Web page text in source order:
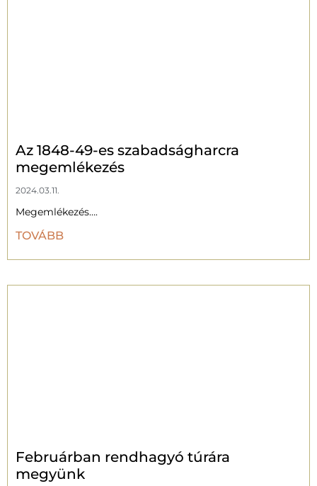
Az 1848-49-es szabadságharcra
megemlékezés
2024.03.11.
Megemlékezés….
TOVÁBB
Februárban rendhagyó túrára
megyünk